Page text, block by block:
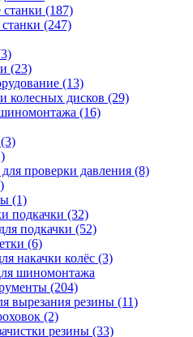
(187)
(247)
(23)
(13)
колесных дисков (29)
(16)
(3)
проверки давления (8)
(1)
подкачки (32)
подкачки (52)
(6)
накачки колёс (3)
шиномонтажа
(204)
вырезания резины (11)
(2)
резины (33)